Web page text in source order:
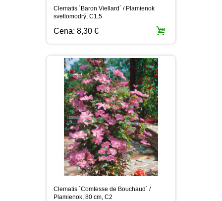
Clematis ´Baron Viellard´ / Plamienok
svetlomodrý, C1,5
Cena: 8,30 €
Clematis ´Comtesse de Bouchaud´ /
Plamienok, 80 cm, C2